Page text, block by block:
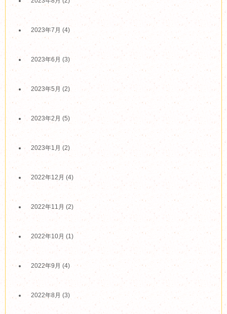
2023年7月 (4)
2023年6月 (3)
2023年5月 (2)
2023年2月 (5)
2023年1月 (2)
2022年12月 (4)
2022年11月 (2)
2022年10月 (1)
2022年9月 (4)
2022年8月 (3)